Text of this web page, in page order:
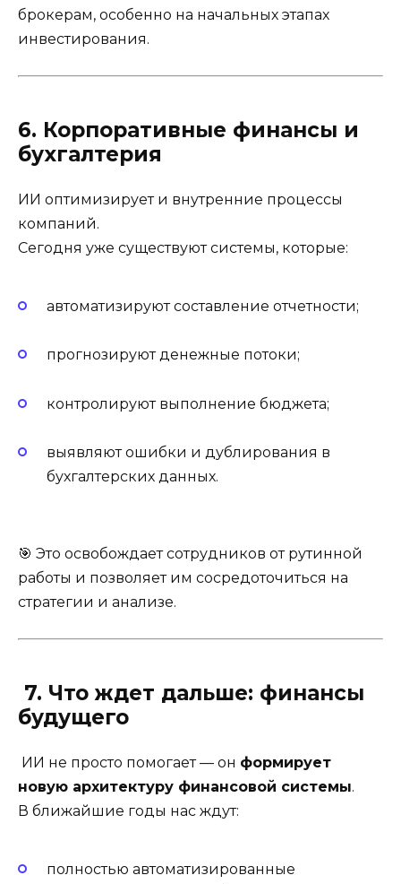
брокерам, особенно на начальных этапах
инвестирования.
6. Корпоративные финансы и
бухгалтерия
ИИ оптимизирует и внутренние процессы
компаний.
Сегодня уже существуют системы, которые:
автоматизируют составление отчетности;
прогнозируют денежные потоки;
контролируют выполнение бюджета;
выявляют ошибки и дублирования в
бухгалтерских данных.
🎯 Это освобождает сотрудников от рутинной
работы и позволяет им сосредоточиться на
стратегии и анализе.
7. Что ждет дальше: финансы
будущего
ИИ не просто помогает — он формирует
новую архитектуру финансовой системы.
В ближайшие годы нас ждут:
полностью автоматизированные